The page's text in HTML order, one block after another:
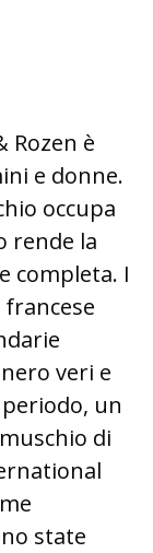
Rozen è
e donne.
occupa
rende la
completa. I
veri e
un
di
state